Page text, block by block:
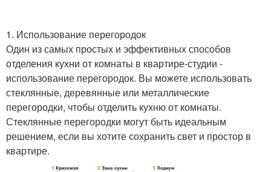
1. Использование перегородок
Один из самых простых и эффективных способов
отделения кухни от комнаты в квартире-студии -
использование перегородок. Вы можете использовать
стеклянные, деревянные или металлические
перегородки, чтобы отделить кухню от комнаты.
Стеклянные перегородки могут быть идеальным
решением, если вы хотите сохранить свет и простор в
квартире.